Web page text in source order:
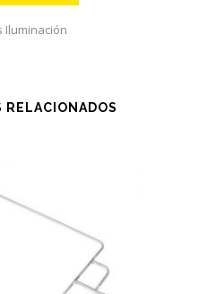
Iluminación
RELACIONADOS